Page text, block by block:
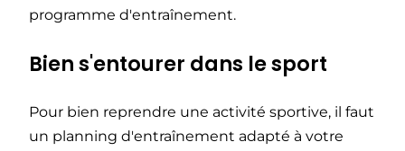
programme d'entraînement.
Bien s'entourer dans le sport
Pour bien reprendre une activité sportive, il faut
un planning d'entraînement adapté à votre